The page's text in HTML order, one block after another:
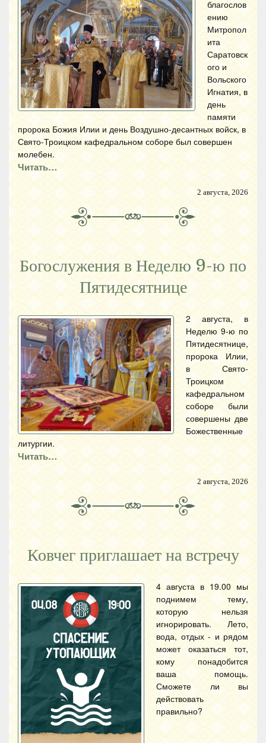
благослов
ению
Митропол
ита
Саратовск
ого и
Вольского
Игнатия, в
день
памяти
пророка Божия Илии и день Воздушно-десантных войск, в
Свято-Троицком кафедральном соборе был совершен
молебен.
Читать…
2 августа, 2026
Богослужения в Неделю 9-ю по
Пятидесятнице
2 августа, в
Неделю 9-ю по
Пятидесятнице,
пророка Илии,
в Свято-
Троицком
кафедральном
соборе были
совершены две
Божественные
литургии.
Читать…
2 августа, 2026
Ковчег приглашает на встречу
4 августа в 19.00 мы
поднимем тему,
которую нельзя
игнорировать. Лето,
вода, отдых - и рядом
может оказаться тот,
кому понадобится
ваша помощь.
Сможете ли вы
действовать
правильно?